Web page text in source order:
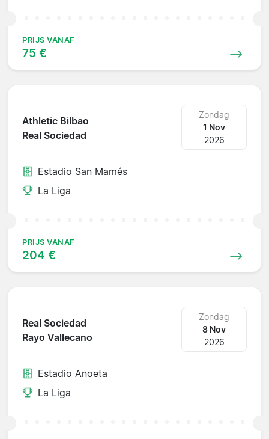
PRIJS VANAF
75 €
Athletic Bilbao
Real Sociedad
Zondag
1 Nov
2026
Estadio San Mamés
La Liga
PRIJS VANAF
204 €
Real Sociedad
Rayo Vallecano
Zondag
8 Nov
2026
Estadio Anoeta
La Liga